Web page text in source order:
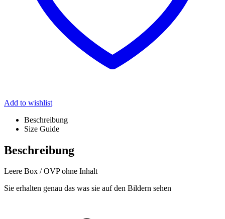
Add to wishlist
Beschreibung
Size Guide
Beschreibung
Leere Box / OVP ohne Inhalt
Sie erhalten genau das was sie auf den Bildern sehen